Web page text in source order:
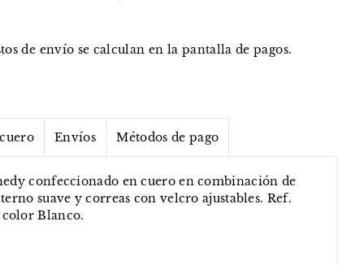
de envío se calculan en la pantalla de pagos.
Envíos Métodos de pago
confeccionado en cuero en combinación de
suave y correas con velcro ajustables. Ref.
Blanco.